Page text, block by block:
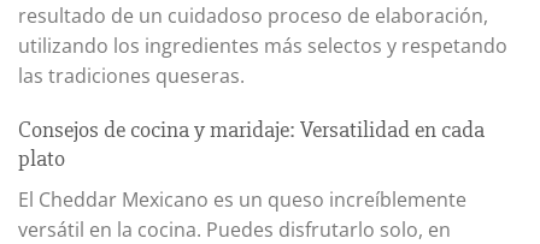
resultado de un cuidadoso proceso de elaboración,
utilizando los ingredientes más selectos y respetando
las tradiciones queseras.
Consejos de cocina y maridaje: Versatilidad en cada
plato
El Cheddar Mexicano es un queso increíblemente
versátil en la cocina. Puedes disfrutarlo solo, en